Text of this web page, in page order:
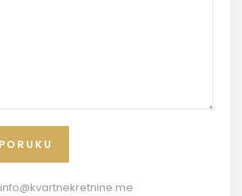
info@kvartnekretnine.me